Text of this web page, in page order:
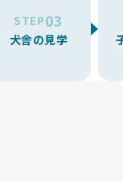
STEP03
犬舎の見学